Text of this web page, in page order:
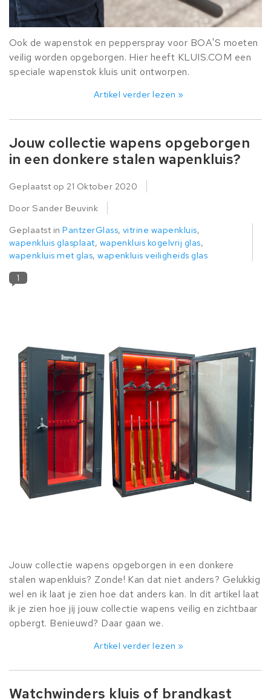
Ook de wapenstok en pepperspray voor BOA'S moeten
veilig worden opgeborgen. Hier heeft KLUIS.COM een
speciale wapenstok kluis unit ontworpen.
Artikel verder lezen »
Jouw collectie wapens opgeborgen
in een donkere stalen wapenkluis?
Geplaatst op 21 Oktober 2020
Door Sander Beuvink
Geplaatst inPantzerGlass, vitrine wapenkluis,
wapenkluis glasplaat, wapenkluis kogelvrij glas,
wapenkluis met glas,wapenkluis veiligheids glas
1
Jouw collectie wapens opgeborgen in een donkere
stalen wapenkluis? Zonde! Kan dat niet anders? Gelukkig
wel en ik laat je zien hoe dat anders kan. In dit artikel laat
ik je zien hoe jij jouw collectie wapens veilig en zichtbaar
opbergt. Benieuwd? Daar gaan we.
Artikel verder lezen »
Watchwinders kluis of brandkast